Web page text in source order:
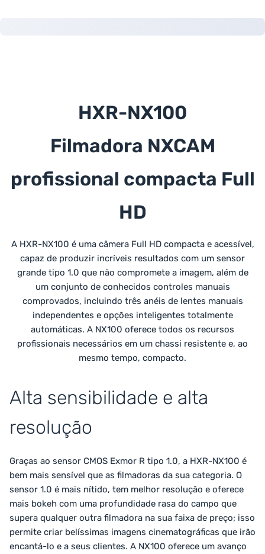
HXR-NX100
Filmadora NXCAM
profissional compacta Full
HD
A HXR-NX100 é uma câmera Full HD compacta e acessível,
capaz de produzir incríveis resultados com um sensor
grande tipo 1.0 que não compromete a imagem, além de
um conjunto de conhecidos controles manuais
comprovados, incluindo três anéis de lentes manuais
independentes e opções inteligentes totalmente
automáticas. A NX100 oferece todos os recursos
profissionais necessários em um chassi resistente e, ao
mesmo tempo, compacto.
Alta sensibilidade e alta
resolução
Graças ao sensor CMOS Exmor R tipo 1.0, a HXR-NX100 é
bem mais sensível que as filmadoras da sua categoria. O
sensor 1.0 é mais nítido, tem melhor resolução e oferece
mais bokeh com uma profundidade rasa do campo que
supera qualquer outra filmadora na sua faixa de preço; isso
permite criar belíssimas imagens cinematográficas que irão
encantá-lo e a seus clientes. A NX100 oferece um avanço